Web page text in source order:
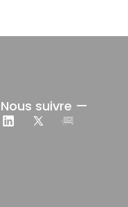
Nous suivre —